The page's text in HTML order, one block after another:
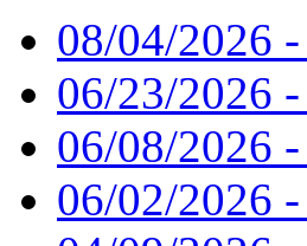
08/04/2026
06/23/2026
06/08/2026
06/02/2026